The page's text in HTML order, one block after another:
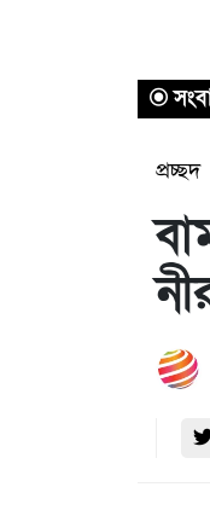
প্রচ্ছদ